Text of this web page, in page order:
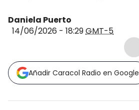
Daniela Puerto
14/06/2026 - 18:29GMT-5
Añadir Caracol Radio en Google